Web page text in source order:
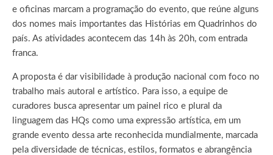
e oficinas marcam a programação do evento, que reúne alguns
dos nomes mais importantes das Histórias em Quadrinhos do
país. As atividades acontecem das 14h às 20h, com entrada
franca.
A proposta é dar visibilidade à produção nacional com foco no
trabalho mais autoral e artístico. Para isso, a equipe de
curadores busca apresentar um painel rico e plural da
linguagem das HQs como uma expressão artística, em um
grande evento dessa arte reconhecida mundialmente, marcada
pela diversidade de técnicas, estilos, formatos e abrangência